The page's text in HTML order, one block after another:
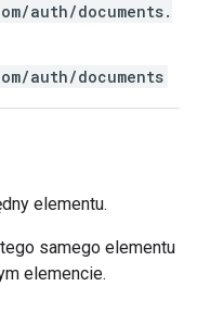
auth/documents.
auth/documents
elementu.
samego elementu
elemencie.